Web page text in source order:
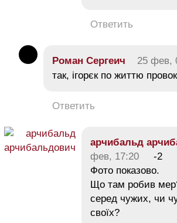
Ответить
Роман Сергеич 25 фев,
так, ігорєк по життю
Ответить
арчибальд
фев, 17:20
-2
Фото показово.
Що там робив
серед чужих, чи
своїх?